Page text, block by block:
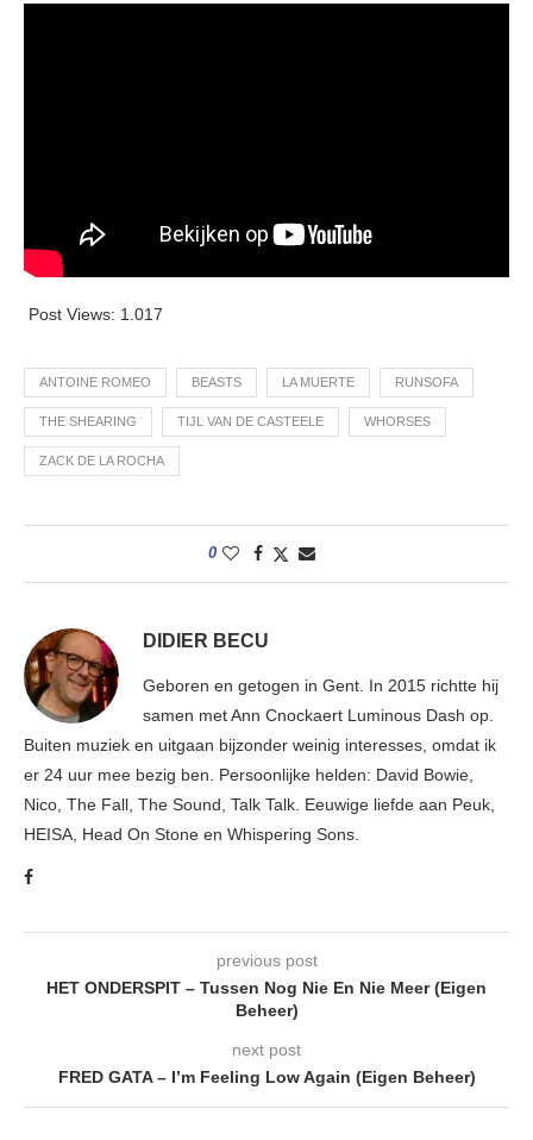
Post Views: 1.017
ANTOINE ROMEO BEASTS LA MUERTE RUNSOFA
THE SHEARING TIJL VAN DE CASTEELE WHORSES
ZACK DE LA ROCHA
0
DIDIER BECU
Geboren en getogen in Gent. In 2015 richtte hij
samen met Ann Cnockaert Luminous Dash op.
Buiten muziek en uitgaan bijzonder weinig interesses, omdat ik
er 24 uur mee bezig ben. Persoonlijke helden: David Bowie,
Nico, The Fall, The Sound, Talk Talk. Eeuwige liefde aan Peuk,
HEISA, Head On Stone en Whispering Sons.
previous post
HET ONDERSPIT – Tussen Nog Nie En Nie Meer (Eigen
Beheer)
next post
FRED GATA – I’m Feeling Low Again (Eigen Beheer)